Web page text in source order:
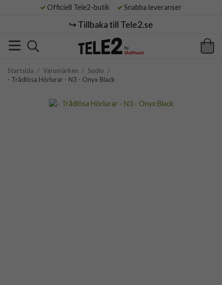
Officiell Tele2-butik Snabba leveranser
↪️ Tillbaka till Tele2.se
Startsida / Varumärken / Sudio /
- Trådlösa Hörlurar - N3 - Onyx Black